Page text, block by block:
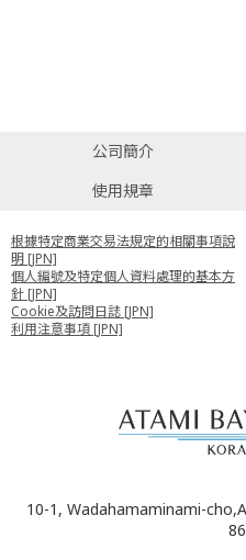
公司簡介
使用規章
根據特定商業交易法規定的相關事項說
明 [JPN]
個人編號及特定個人資料處理的基本方
針 [JPN]
Cookie及訪問日誌 [JPN]
利用注意事項 [JPN]
10-1, Wadahamaminami-